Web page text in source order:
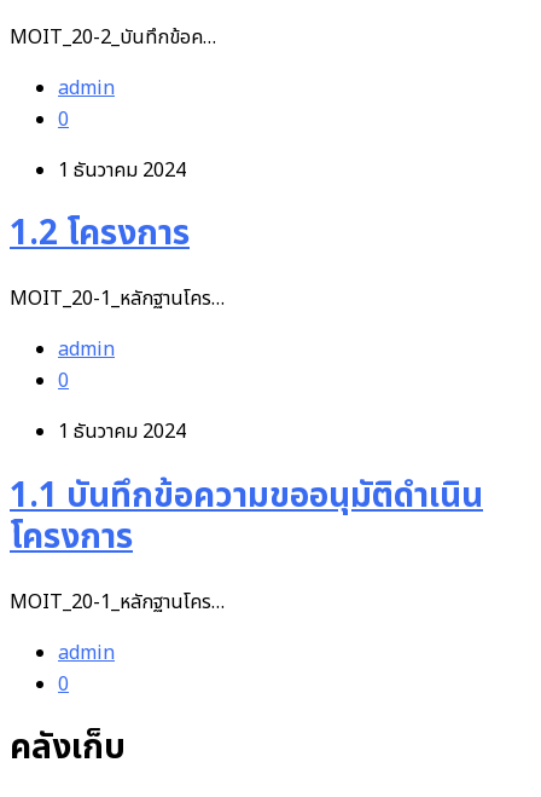
MOIT_20-2_บันทึกข้อค…
admin
0
1 ธันวาคม 2024
1.2 โครงการ
MOIT_20-1_หลักฐานโคร…
admin
0
1 ธันวาคม 2024
1.1 บันทึกข้อความขออนุมัติดำเนิน
โครงการ
MOIT_20-1_หลักฐานโคร…
admin
0
คลังเก็บ